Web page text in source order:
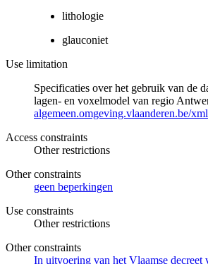
lithologie
glauconiet
Use limitation
Specificaties over het gebruik van de
lagen- en voxelmodel van regio
algemeen.omgeving.vlaanderen.be/
Access constraints
Other restrictions
Other constraints
geen beperkingen
Use constraints
Other restrictions
Other constraints
In uitvoering van het Vlaamse